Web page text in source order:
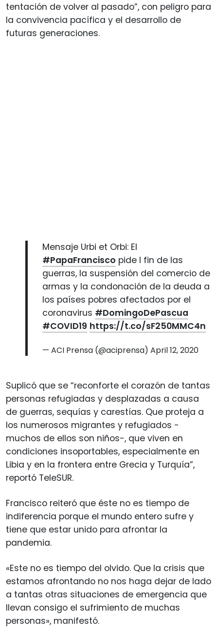
tentación de volver al pasado”, con peligro para
la convivencia pacífica y el desarrollo de
futuras generaciones.
Mensaje Urbi et Orbi: El
#PapaFrancisco pide l fin de las
guerras, la suspensión del comercio de
armas y la condonación de la deuda a
los países pobres afectados por el
coronavirus #DomingoDePascua
#COVID19 https://t.co/sF250MMC4n
— ACI Prensa (@aciprensa) April 12, 2020
Suplicó que se “reconforte el corazón de tantas
personas refugiadas y desplazadas a causa
de guerras, sequías y carestías. Que proteja a
los numerosos migrantes y refugiados -
muchos de ellos son niños-, que viven en
condiciones insoportables, especialmente en
Libia y en la frontera entre Grecia y Turquía”,
reportó TeleSUR.
Francisco reiteró que éste no es tiempo de
indiferencia porque el mundo entero sufre y
tiene que estar unido para afrontar la
pandemia.
«Este no es tiempo del olvido. Que la crisis que
estamos afrontando no nos haga dejar de lado
a tantas otras situaciones de emergencia que
llevan consigo el sufrimiento de muchas
personas», manifestó.